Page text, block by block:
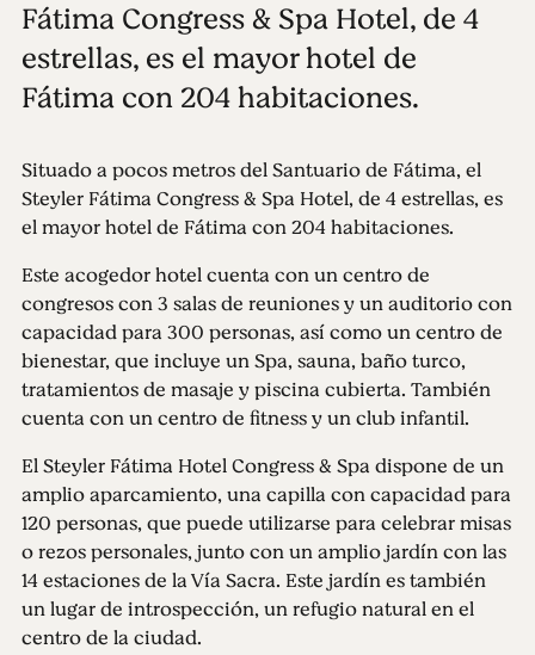
Fátima Congress & Spa Hotel, de 4
estrellas, es el mayor hotel de
Fátima con 204 habitaciones.
Situado a pocos metros del Santuario de Fátima, el
Steyler Fátima Congress & Spa Hotel, de 4 estrellas, es
el mayor hotel de Fátima con 204 habitaciones.
Este acogedor hotel cuenta con un centro de
congresos con 3 salas de reuniones y un auditorio con
capacidad para 300 personas, así como un centro de
bienestar, que incluye un Spa, sauna, baño turco,
tratamientos de masaje y piscina cubierta. También
cuenta con un centro de fitness y un club infantil.
El Steyler Fátima Hotel Congress & Spa dispone de un
amplio aparcamiento, una capilla con capacidad para
120 personas, que puede utilizarse para celebrar misas
o rezos personales, junto con un amplio jardín con las
14 estaciones de la Vía Sacra. Este jardín es también
un lugar de introspección, un refugio natural en el
centro de la ciudad.